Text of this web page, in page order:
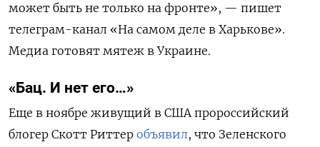
может быть не только на фронте», — пишет
телеграм-канал «На самом деле в Харькове».
Медиа готовят мятеж в Украине.
«Бац. И нет его…»
Еще в ноябре живущий в США пророссийский
блогер Скотт Риттер объявил, что Зеленского